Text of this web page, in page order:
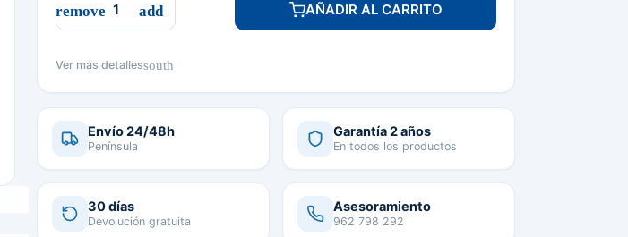
AÑADIR AL CARRITO
Ver más detallessouth
Envío 24/48h
Península
Garantía 2 años
En todos los productos
30 días
Devolución gratuita
Asesoramiento
962 798 292